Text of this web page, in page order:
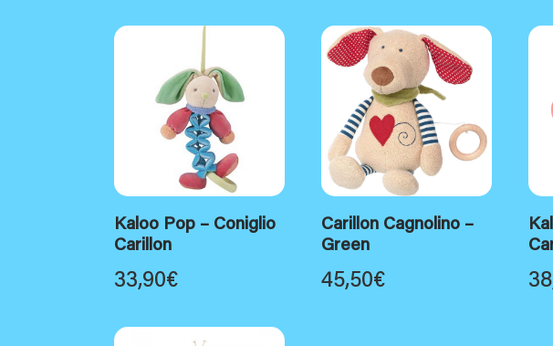
Kaloo Pop – Coniglio
Carillon
33,90€
Carillon Cagnolino –
Green
45,50€